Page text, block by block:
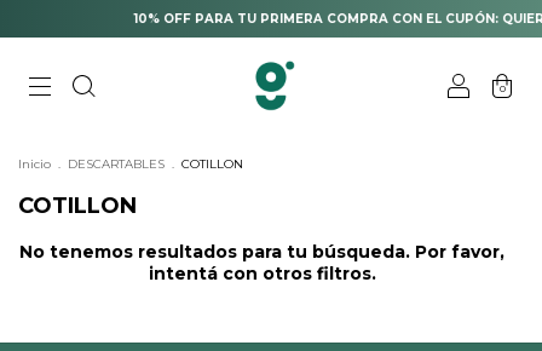
10% OFF PARA TU PRIMERA COMPRA CON EL CUPÓN:
0
Inicio . DESCARTABLES . COTILLON
COTILLON
No tenemos resultados para tu búsqueda. Por favor,
intentá con otros filtros.